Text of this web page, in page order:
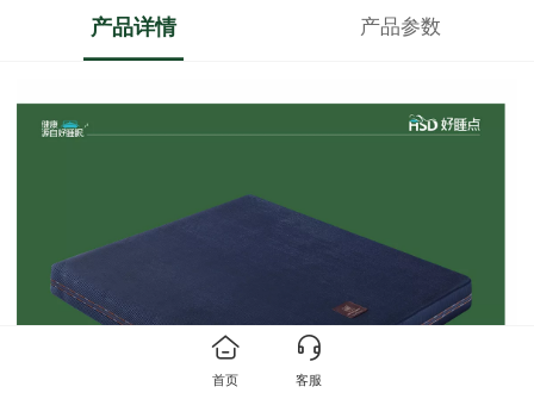
产品详情 产品参数
首页 客服